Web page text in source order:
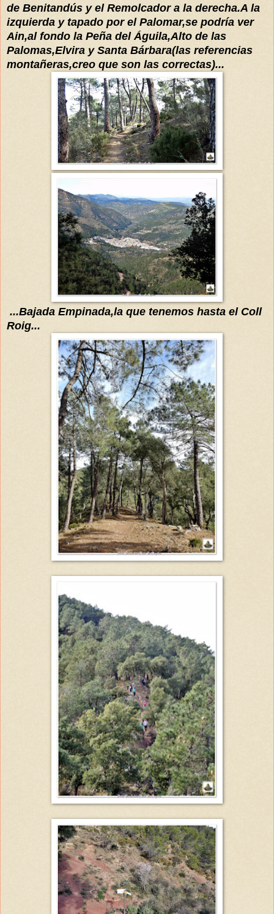
de Benitandús y el Remolcador a la derecha.A la
izquierda y tapado por el Palomar,se podría ver
Ain,al fondo la Peña del Águila,Alto de las
Palomas,Elvira y Santa Bárbara(las referencias
montañeras,creo que son las correctas)...
...Bajada Empinada,la que tenemos hasta el Coll
Roig...